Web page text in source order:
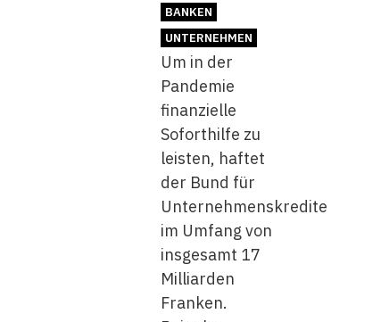
BANKEN
UNTERNEHMEN
Um in der
Pandemie
finanzielle
Soforthilfe zu
leisten, haftet
der Bund für
Unternehmenskredite
im Umfang von
insgesamt 17
Milliarden
Franken.